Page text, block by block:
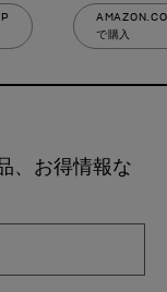
で購入
、お得情報な